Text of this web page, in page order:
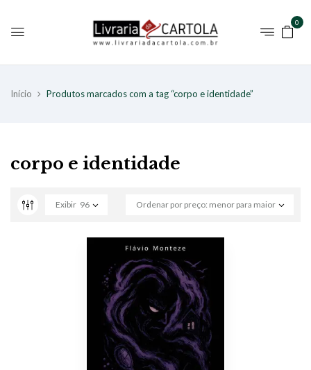
0
Início Produtos marcados com a tag “corpo e identidade”
corpo e identidade
Ordenar por preço: menor para maior
Exibir 96